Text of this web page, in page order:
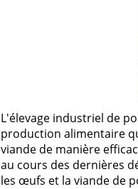
Vanne membrane carrée
Machine à soupe
Tuyaux
Serrage
L'élevage industriel de
production alimentaire
viande de manière
au cours des dernières
les œufs et la viande de